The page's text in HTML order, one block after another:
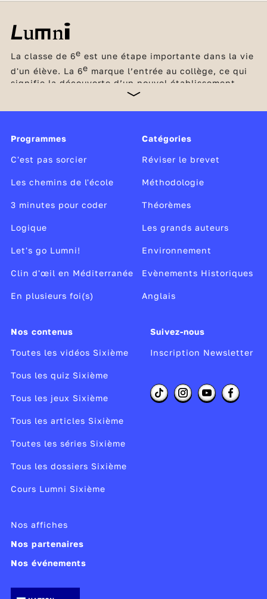
La classe de 6e est une étape importante dans la vie
d'un élève. La 6e marque l’entrée au collège, ce qui
signifie la découverte d’un nouvel établissement,
d’une nouvelle organisation avec un emploi du
préparés à ce changement dès le début du cycle de
consolidation, le cycle 3, c’est-à-dire en CM1, puis
en CM2.
Programmes
C'est pas sorcier
Les chemins de l'école
3 minutes pour coder
Logique
Let's go Lumni!
Clin d'œil en Méditerranée
En plusieurs foi(s)
Catégories
Réviser le brevet
Méthodologie
Théorèmes
Les grands auteurs
Environnement
Evènements Historiques
Anglais
Nos contenus
Toutes les vidéos Sixième
Tous les quiz Sixième
Tous les jeux Sixième
Tous les articles Sixième
Toutes les séries Sixième
Tous les dossiers Sixième
Cours Lumni Sixième
Suivez-nous
Inscription Newsletter
Nos affiches
Nos partenaires
Nos événements